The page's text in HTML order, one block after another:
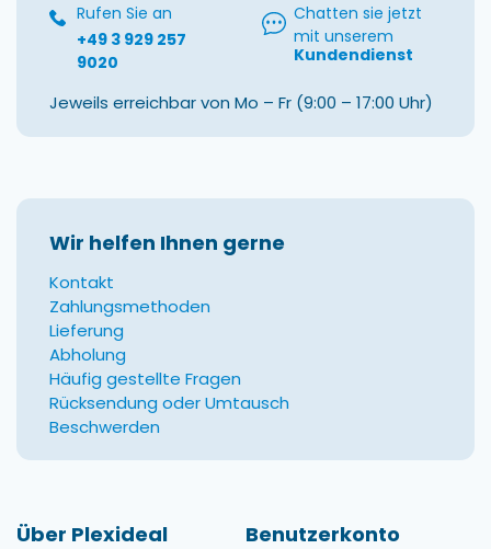
Rufen Sie an
+49 3 929 257
9020
Chatten sie jetzt
mit unserem
Kundendienst
Jeweils erreichbar von Mo – Fr (9:00 – 17:00 Uhr)
Wir helfen Ihnen gerne
Kontakt
Zahlungsmethoden
Lieferung
Abholung
Häufig gestellte Fragen
Rücksendung oder Umtausch
Beschwerden
Über Plexideal Benutzerkonto